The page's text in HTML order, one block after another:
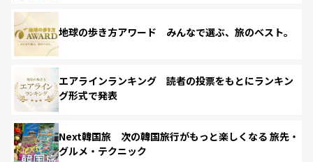
地球の歩き方アワード みんなで選ぶ、旅のベスト。
エアラインランキング 読者の投票をもとにランキン
グ形式で発表
Next韓国旅 次の韓国旅行がもっと楽しくなる 旅先・
グルメ・テクニック